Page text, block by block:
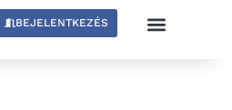
BEJELENTKEZÉS